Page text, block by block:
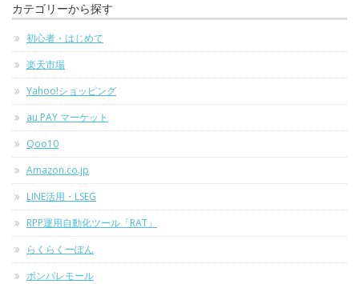
カテゴリーから探す
初心者・はじめて
楽天市場
Yahoo!ショッピング
au PAY マーケット
Qoo10
Amazon.co.jp
LINE活用・LSEG
RPP運用自動化ツール「RAT」
らくらくーぽん
ポンパレモール